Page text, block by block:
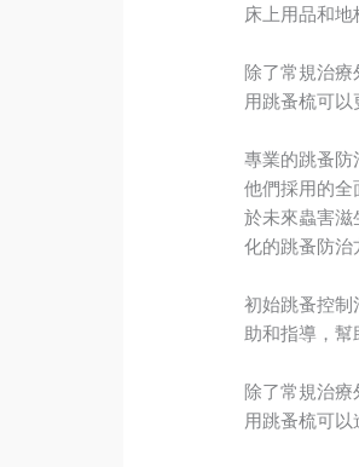
床上用品和地
除了常規治
用跳蚤梳可以
專業的跳蚤防
他們採用的
於未來蟲害
化的跳蚤防治
初始跳蚤控
助和指導，幫
除了常規治
用跳蚤梳可以